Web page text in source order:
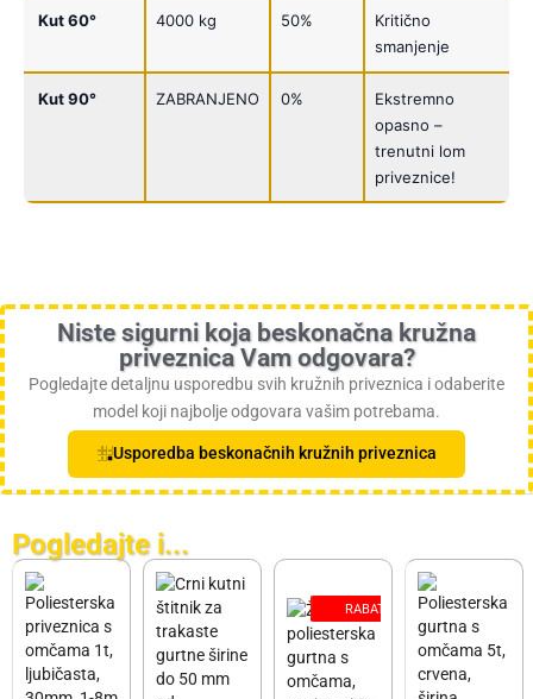
Kut 60° 4000 kg 50%
Kritično
smanjenje
Kut 90° ZABRANJENO 0%
Ekstremno
opasno –
trenutni lom
priveznice!
Niste sigurni koja beskonačna kružna
priveznica Vam odgovara?
Pogledajte detaljnu usporedbu svih kružnih priveznica i odaberite
model koji najbolje odgovara vašim potrebama.
Usporedba beskonačnih kružnih priveznica
Pogledajte i...
RABATT